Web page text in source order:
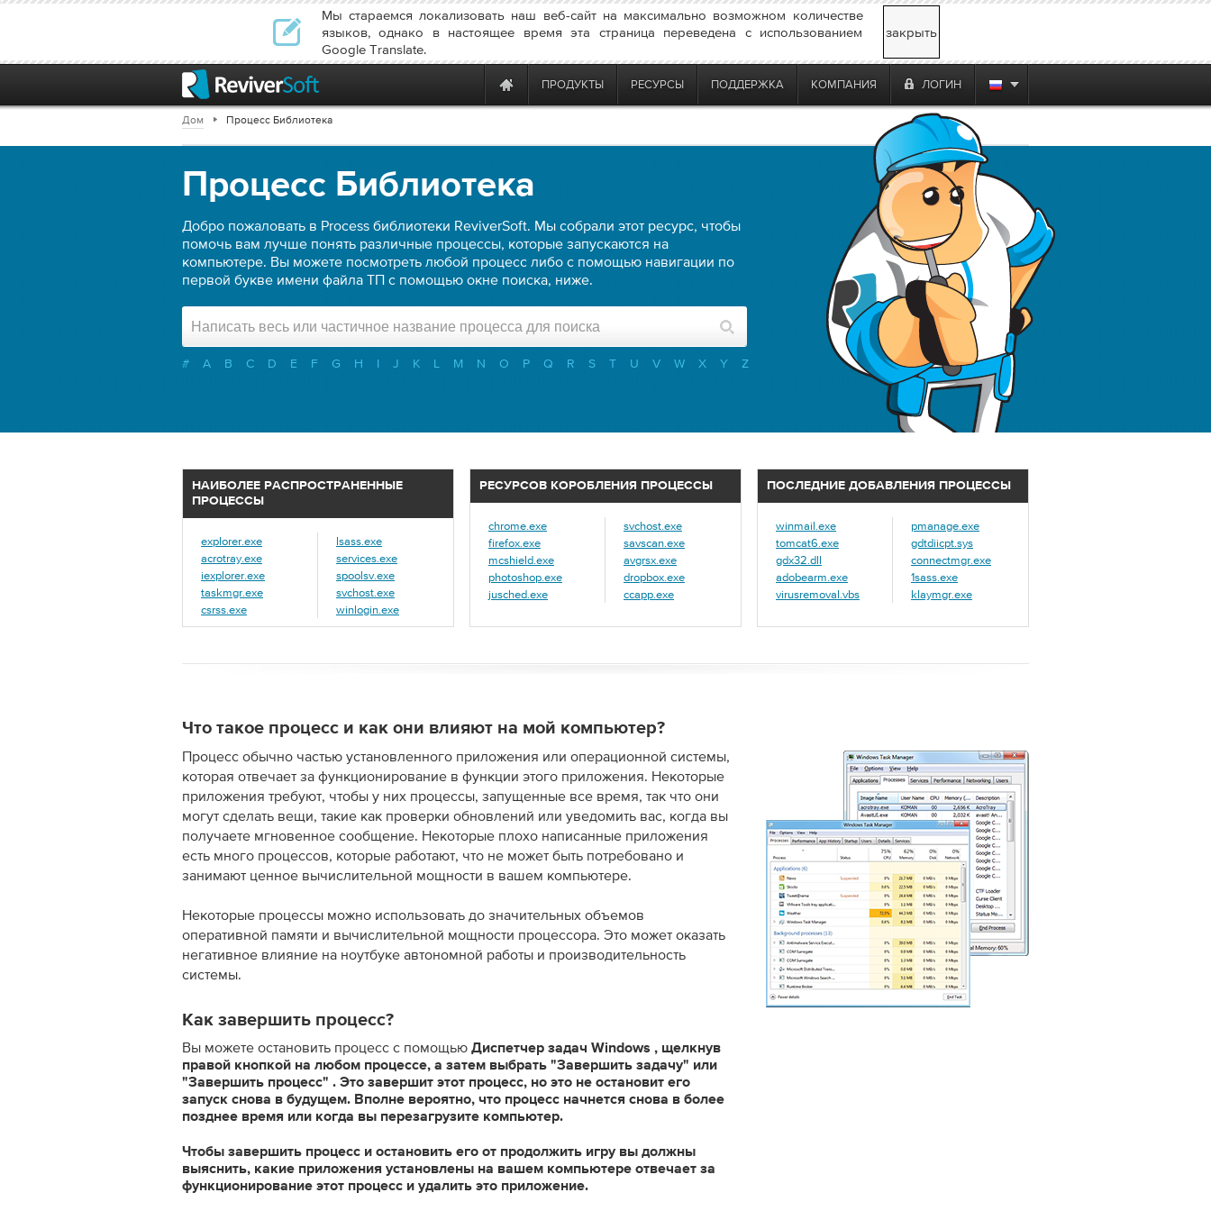
Мы стараемся локализовать наш веб-сайт на максимально возможном количестве
языков, однако в настоящее время эта страница переведена с использованием
Google Translate.
закрыть
ПРОДУКТЫ РЕСУРСЫ ПОДДЕРЖКА КОМПАНИЯ ЛОГИН
Дом Процесс Библиотека
Процесс Библиотека
Добро пожаловать в Process библиотеки ReviverSoft. Мы собрали этот ресурс, чтобы
помочь вам лучше понять различные процессы, которые запускаются на
компьютере. Вы можете посмотреть любой процесс либо с помощью навигации по
первой букве имени файла ТП с помощью окне поиска, ниже.
# A B C D E F G H I J K L M N O P Q R S T U V W X Y Z
НАИБОЛЕЕ РАСПРОСТРАНЕННЫЕ
ПРОЦЕССЫ
explorer.exe
acrotray.exe
iexplorer.exe
taskmgr.exe
csrss.exe
lsass.exe
services.exe
spoolsv.exe
svchost.exe
winlogin.exe
РЕСУРСОВ КОРОБЛЕНИЯ ПРОЦЕССЫ
chrome.exe
firefox.exe
mcshield.exe
photoshop.exe
jusched.exe
svchost.exe
savscan.exe
avgrsx.exe
dropbox.exe
ccapp.exe
ПОСЛЕДНИЕ ДОБАВЛЕНИЯ ПРОЦЕССЫ
winmail.exe
tomcat6.exe
gdx32.dll
adobearm.exe
virusremoval.vbs
pmanage.exe
gdtdiicpt.sys
connectmgr.exe
1sass.exe
klaymgr.exe
Что такое процесс и как они влияют на мой компьютер?
Процесс обычно частью установленного приложения или операционной системы,
которая отвечает за функционирование в функции этого приложения. Некоторые
приложения требуют, чтобы у них процессы, запущенные все время, так что они
могут сделать вещи, такие как проверки обновлений или уведомить вас, когда вы
получаете мгновенное сообщение. Некоторые плохо написанные приложения
есть много процессов, которые работают, что не может быть потребовано и
занимают ценное вычислительной мощности в вашем компьютере.
Некоторые процессы можно использовать до значительных объемов
оперативной памяти и вычислительной мощности процессора. Это может оказать
негативное влияние на ноутбуке автономной работы и производительность
системы.
Как завершить процесс?
Вы можете остановить процесс с помощью Диспетчер задач Windows , щелкнув
правой кнопкой на любом процессе, а затем выбрать "Завершить задачу" или
"Завершить процесс" . Это завершит этот процесс, но это не остановит его
запуск снова в будущем. Вполне вероятно, что процесс начнется снова в более
позднее время или когда вы перезагрузите компьютер.
Чтобы завершить процесс и остановить его от продолжить игру вы должны
выяснить, какие приложения установлены на вашем компьютере отвечает за
функционирование этот процесс и удалить это приложение.